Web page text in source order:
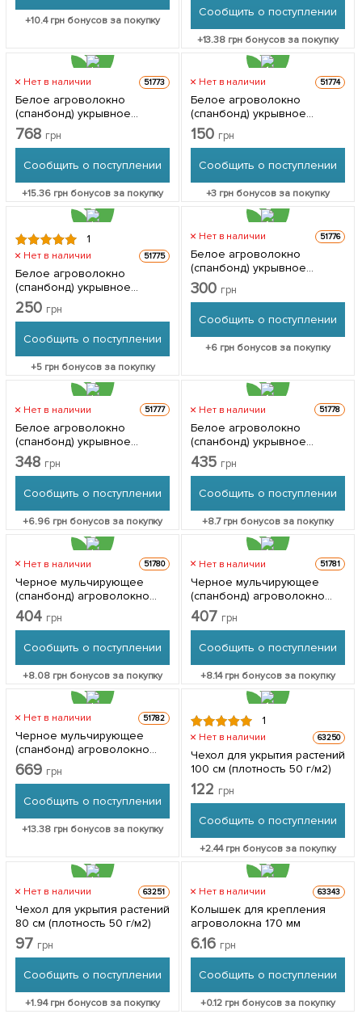
+10.4грн бонусов за покупку
Сообщить о поступлении
+13.38 грн бонусов за покупку
Нет в наличии 51773
Белое агроволокно
(спанбонд) укрывное
Ширина 3.2м, Длина 10м,
Плотность 50
768 грн
Сообщить о поступлении
+15.36грн бонусов за покупку
Нет в наличии 51774
Белое агроволокно
(спанбонд) укрывное
Ширина 3.2м, Длина 5м,
Плотность 19
150 грн
Сообщить о поступлении
+3 грн бонусов за покупку
1
Нет в наличии 51775
Белое агроволокно
(спанбонд) укрывное
Ширина 3.2м, Длина 5м,
Плотность 23
250 грн
Сообщить о поступлении
+5грн бонусов за покупку
Нет в наличии 51776
Белое агроволокно
(спанбонд) укрывное
Ширина 3.2м, Длина 5м,
Плотность 30
300 грн
Сообщить о поступлении
+6грн бонусов за покупку
Нет в наличии 51777
Белое агроволокно
(спанбонд) укрывное
Ширина 3.2м, Длина 5м,
Плотность 42
348 грн
Сообщить о поступлении
+6.96грн бонусов за покупку
Нет в наличии 51778
Белое агроволокно
(спанбонд) укрывное
Ширина 3.2м, Длина 5м,
Плотность 50
435 грн
Сообщить о поступлении
+8.7грн бонусов за покупку
Нет в наличии 51780
Черное мульчирующее
(спанбонд) агроволокно
Длина 10м, Ширина 1.6м,
Плотность 50
404 грн
Сообщить о поступлении
+8.08грн бонусов за покупку
Нет в наличии 51781
Черное мульчирующее
(спанбонд) агроволокно
Длина 5м, Ширина 3,2м,
Плотность 50
407 грн
Сообщить о поступлении
+8.14грн бонусов за покупку
Нет в наличии 51782
Черное мульчирующее
(спанбонд) агроволокно
Длина 10м, Ширина 3,2м,
Плотность 50
669 грн
Сообщить о поступлении
+13.38грн бонусов за покупку
1
Нет в наличии 63250
Чехол для укрытия растений
100 см (плотность 50 г/м2)
122 грн
Сообщить о поступлении
+2.44грн бонусов за покупку
Нет в наличии 63251
Чехол для укрытия растений
80 см (плотность 50 г/м2)
97 грн
Сообщить о поступлении
+1.94грн бонусов за покупку
Нет в наличии 63343
Колышек для крепления
агроволокна 170 мм
6.16 грн
Сообщить о поступлении
+0.12 грн бонусов за покупку